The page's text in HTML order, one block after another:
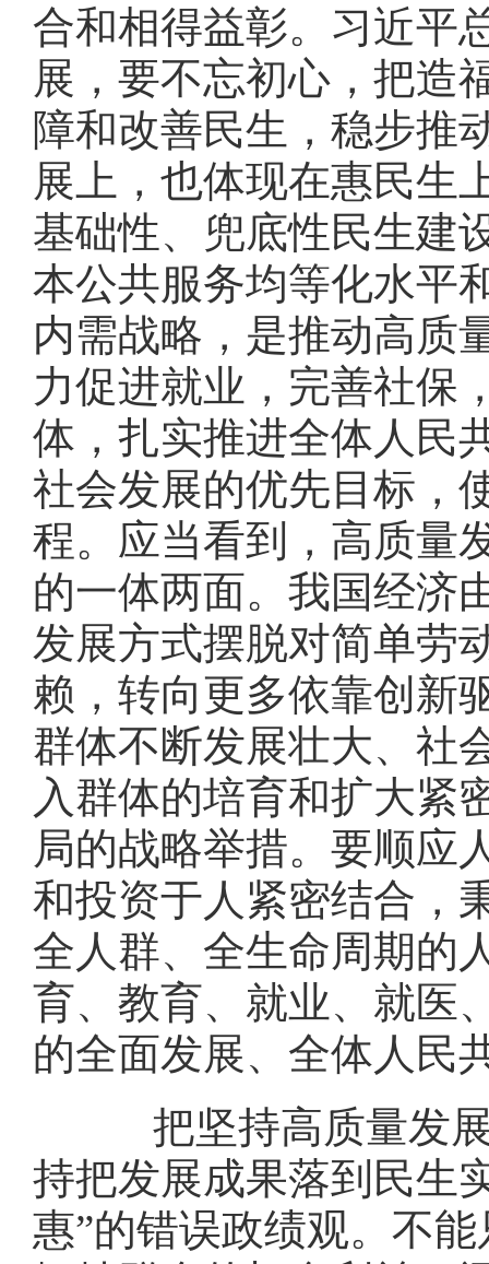
合和相得益彰。习近平
展，要不忘初心，把造
障和改善民生，稳步推
展上，也体现在惠民生
基础性、兜底性民生建
本公共服务均等化水平
内需战略，是推动高质
力促进就业，完善社保
体，扎实推进全体人民
社会发展的优先目标，
程。应当看到，高质量
的一体两面。我国经济
发展方式摆脱对简单劳
赖，转向更多依靠创新
群体不断发展壮大、社
入群体的培育和扩大紧
局的战略举措。要顺应
和投资于人紧密结合，
全人群、全生命周期的
育、教育、就业、就医
的全面发展、全体人民
把坚持高质量发展
持把发展成果落到民生
惠”的错误政绩观。不